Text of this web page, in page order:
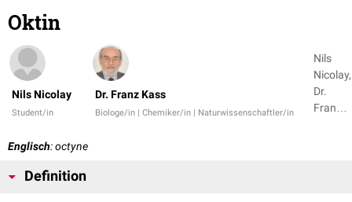
Oktin
Nils Nicolay
Student/in
Dr. Franz Kass
Biologe/in | Chemiker/in | Naturwissenschaftler/in
Nils
Nicolay,
Dr.
Franz
Englisch: octyne
Definition